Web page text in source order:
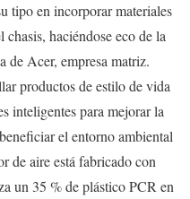
tipo en incorporar materiales
haciéndose eco de la
de Acer, empresa matriz.
productos de estilo de vida
inteligentes para mejorar la
el entorno ambiental
de aire está fabricado con
un 35 % de plástico PCR en